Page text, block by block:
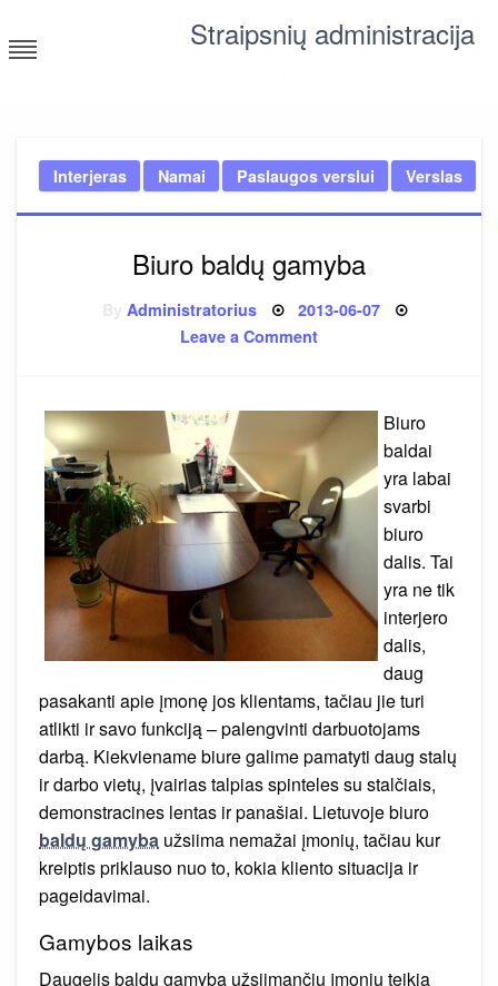
to
content
Straipsnių administracija
Interjeras Namai Paslaugos verslui Verslas
Biuro baldų gamyba
Administratorius Posted
2013-06-07
Leave a Commenton
Biuro
baldai
yra labai
svarbi
biuro
dalis. Tai
yra ne tik
interjero
dalis,
daug
pasakanti apie įmonę jos klientams, tačiau jie turi
atlikti ir savo funkciją – palengvinti darbuotojams
darbą. Kiekviename biure galime pamatyti daug stalų
ir darbo vietų, įvairias talpias spinteles su stalčiais,
demonstracines lentas ir panašiai. Lietuvoje biuro
baldų gamyba užsiima nemažai įmonių, tačiau kur
kreiptis priklauso nuo to, kokia kliento situacija ir
pageidavimai.
Gamybos laikas
Daugelis baldų gamyba užsiimančių įmonių teikia